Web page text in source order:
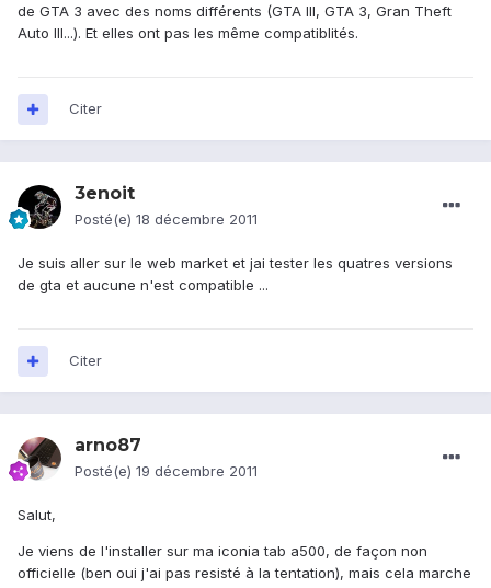
de GTA 3 avec des noms différents (GTA III, GTA 3, Gran Theft
Auto III...). Et elles ont pas les même compatiblités.
Citer
3enoit
Posté(e) 18 décembre 2011
Je suis aller sur le web market et jai tester les quatres versions
de gta et aucune n'est compatible ...
Citer
arno87
Posté(e) 19 décembre 2011
Salut,
Je viens de l'installer sur ma iconia tab a500, de façon non
officielle (ben oui j'ai pas resisté à la tentation), mais cela marche